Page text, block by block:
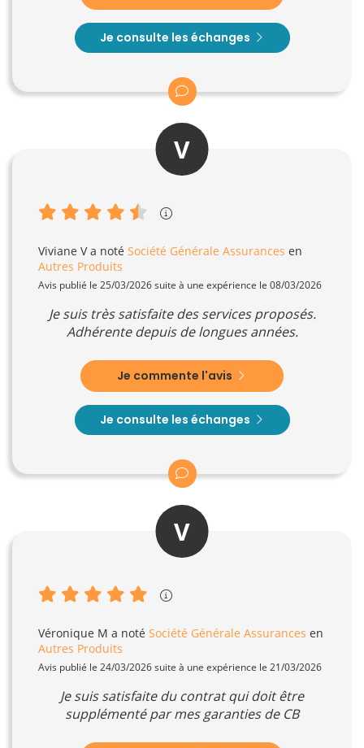
Je consulte les échanges
V
Viviane Va noté Société Générale Assurances en
Autres Produits
Avis publié le 25/03/2026 suite à une expérience le 08/03/2026
Je suis très satisfaite des services proposés.
Adhérente depuis de longues années.
Je commente l'avis
Je consulte les échanges
V
Véronique M a noté Société Générale Assurances en
Autres Produits
Avis publié le 24/03/2026 suite à une expérience le 21/03/2026
Je suis satisfaite du contrat qui doit être
supplémenté par mes garanties de CB